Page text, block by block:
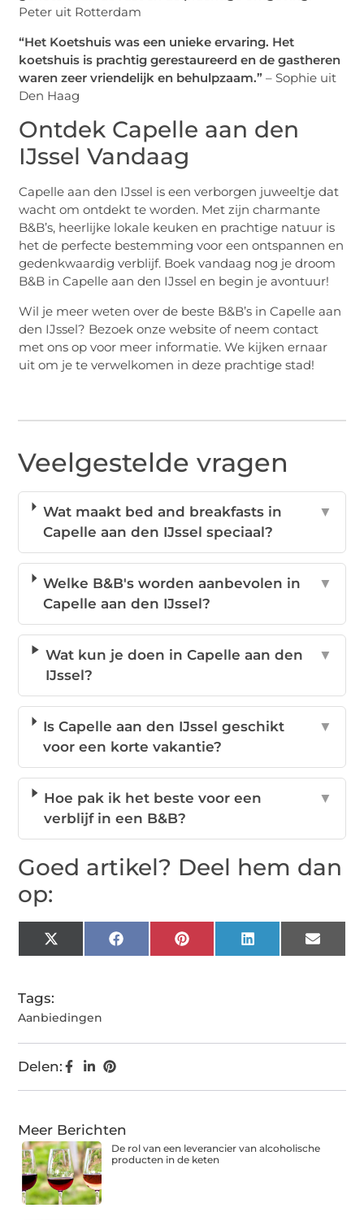
Peter uit Rotterdam
“Het Koetshuis was een unieke ervaring. Het
koetshuis is prachtig gerestaureerd en de gastheren
waren zeer vriendelijk en behulpzaam.” – Sophie uit
Den Haag
Ontdek Capelle aan den
IJssel Vandaag
Capelle aan den IJssel is een verborgen juweeltje dat
wacht om ontdekt te worden. Met zijn charmante
B&B’s, heerlijke lokale keuken en prachtige natuur is
het de perfecte bestemming voor een ontspannen en
gedenkwaardig verblijf. Boek vandaag nog je droom
B&B in Capelle aan den IJssel en begin je avontuur!
Wil je meer weten over de beste B&B’s in Capelle aan
den IJssel? Bezoek onze website of neem contact
met ons op voor meer informatie. We kijken ernaar
uit om je te verwelkomen in deze prachtige stad!
Veelgestelde vragen
Wat maakt bed and breakfasts in
Capelle aan den IJssel speciaal?
▼
Welke B&B's worden aanbevolen in
Capelle aan den IJssel?
▼
Wat kun je doen in Capelle aan den
IJssel?
▼
Is Capelle aan den IJssel geschikt
voor een korte vakantie?
▼
Hoe pak ik het beste voor een
verblijf in een B&B?
▼
Goed artikel? Deel hem dan
op:
X
(Twitter)
FacebookPinterestLinkedIn Email
Tags:
Aanbiedingen
Delen:
Meer Berichten
De rol van een leverancier van alcoholische
producten in de keten